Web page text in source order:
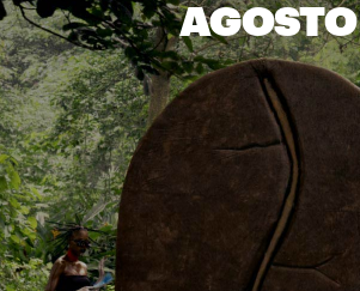
AGOSTO